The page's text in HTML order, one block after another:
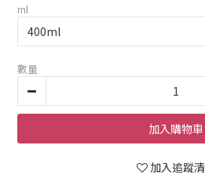
ml
數量
加入購物車
加入追蹤